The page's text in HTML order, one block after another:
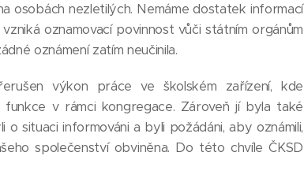
osobách nezletilých. Nemáme dostatek informací
oznamovací povinnost vůči státním orgánům
oznámení zatím neučinila.
výkon práce ve školském zařízení, kde
v rámci kongregace. Zároveň jí byla také
situaci informováni a byli požádáni, aby oznámili,
společenství obviněna. Do této chvíle ČKSD